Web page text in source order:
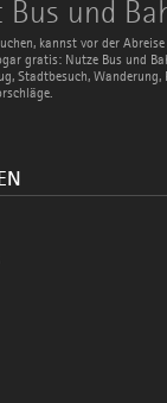
und
kannst vor der
gratis: Nutze Bus und
Stadtbesuch,